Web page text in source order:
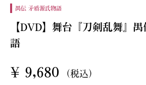
禺伝 矛盾源氏物語
【DVD】舞台『刀剣乱舞』
語
¥ 9,680 (税込)